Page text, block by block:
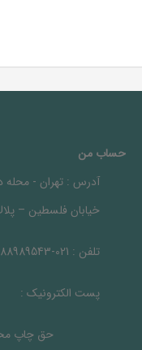
حساب من
آدرس : تهران - محله
خيابان فلسطين – پلاك
تلفن : 021-88989543 , 021-88961303
پست الکترونیک :
حق چاپ